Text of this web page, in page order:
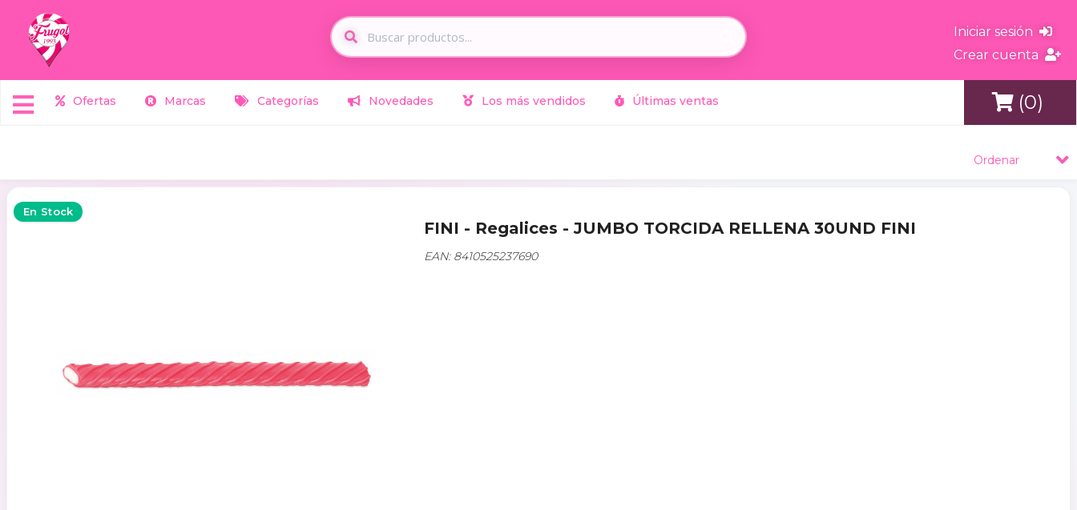
Iniciar sesión
Crear cuenta
Ofertas Marcas Categorías Novedades Los más vendidos Últimas ventas (0)
Ordenar
En Stock
FINI - Regalices - JUMBO TORCIDA RELLENA 30UND FINI
EAN: 8410525237690